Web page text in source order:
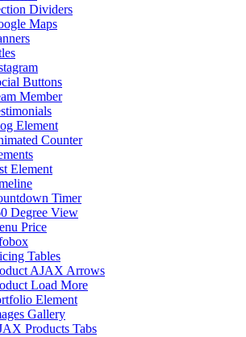
Dividers
Maps
Buttons
Member
Element
Counter
Element
Timer
Degree View
Price
Tables
AJAX Arrows
Load More
Element
Gallery
Products Tabs